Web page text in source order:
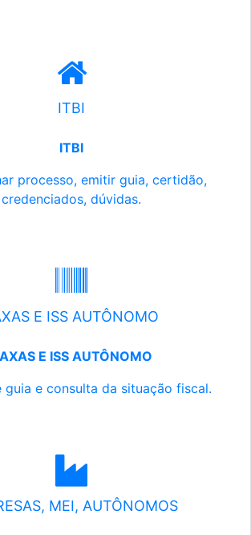
ITBI
ITBI
processo, emitir guia, certidão,
credenciados, dúvidas.
E ISS AUTÔNOMO
E ISS AUTÔNOMO
guia e consulta da situação fiscal.
MEI, AUTÔNOMOS